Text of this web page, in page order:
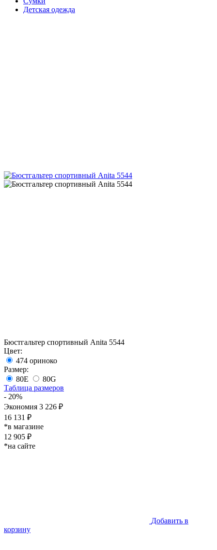
Детская одежда
Бюстгальтер спортивный Anita 5544
Цвет:
474 ориноко
Размер:
80E
80G
Таблица размеров
- 20%
Экономия 3 226 ₽
16 131 ₽
*в магазине
12 905 ₽
*на сайте
Добавить в
корзину